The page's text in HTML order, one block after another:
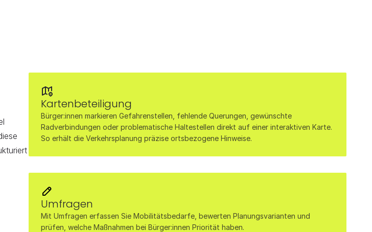
Kartenbeteiligung
Bürger:innen markieren Gefahrenstellen, fehlende Querungen, gewünschte
Radverbindungen oder problematische Haltestellen direkt auf einer interaktiven Karte.
So erhält die Verkehrsplanung präzise ortsbezogene Hinweise.
Umfragen
Mit Umfragen erfassen Sie Mobilitätsbedarfe, bewerten Planungsvarianten und
prüfen, welche Maßnahmen bei Bürger:innen Priorität haben.